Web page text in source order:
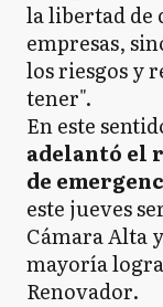
la libertad de
empresas,
los riesgos y
tener".
En este
adelantó el
de
este jueves
Cámara Alta
mayoría
Renovador.